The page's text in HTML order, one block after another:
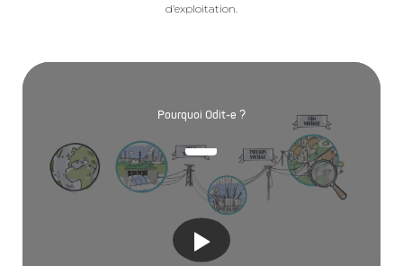
d’exploitation.
Pourquoi Odit-e ?